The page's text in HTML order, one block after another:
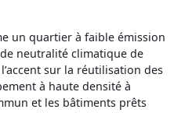
un quartier à faible émission
neutralité climatique de
sur la réutilisation des
à haute densité à
et les bâtiments prêts